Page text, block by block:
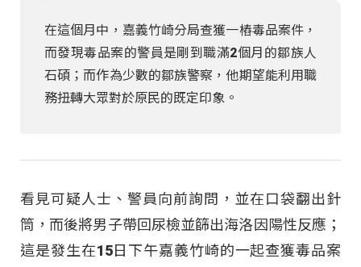
在這個月中，嘉義竹崎分局查獲一樁毒品案件，
而發現毒品案的警員是剛到職滿2個月的鄒族人
石碩；而作為少數的鄒族警察，他期望能利用職
務扭轉大眾對於原民的既定印象。
看見可疑人士、警員向前詢問，並在口袋翻出針
筒，而後將男子帶回尿檢並篩出海洛因陽性反應；
這是發生在15日下午嘉義竹崎的一起查獲毒品案